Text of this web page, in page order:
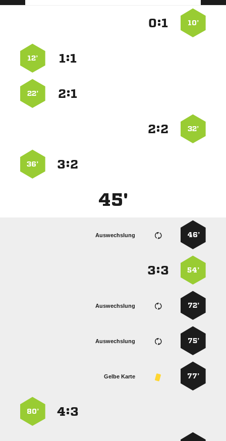
10’
:
:
12’
:
22’
32’
:
:
36’
45'
46’
Auswechslung
54’
:
72’
Auswechslung
75’
Auswechslung
77’
Gelbe Karte
:
80’